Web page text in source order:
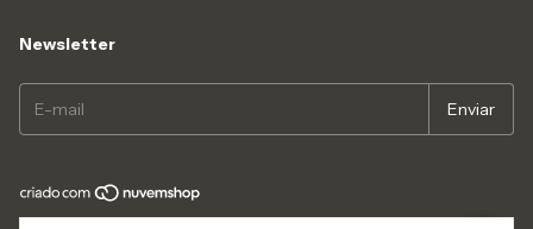
Newsletter
Copyright MASTER LIVROS - 23168913000117 - 2026. Todos os direitos